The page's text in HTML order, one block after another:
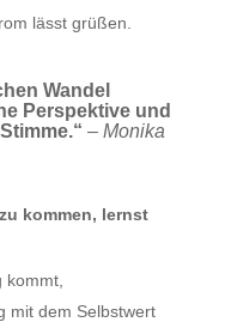
lässt grüßen.
Wandel
Perspektive und
– Monika
kommen, lernst
mit dem Selbstwert